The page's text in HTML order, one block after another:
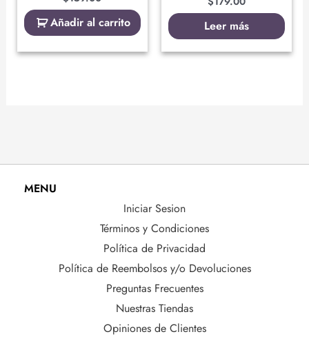
Añadir al carrito Leer más
MENU
Iniciar Sesion
Términos y Condiciones
Política de Privacidad
Política de Reembolsos y/o Devoluciones
Preguntas Frecuentes
Nuestras Tiendas
Opiniones de Clientes